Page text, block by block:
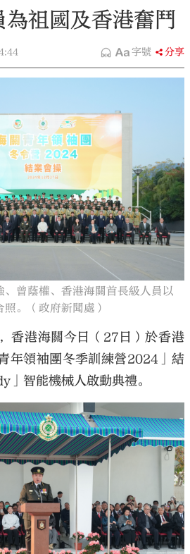
祖國及香港奮鬥
字號 分享
曾蔭權、香港海關首長級人員以
。（政府新聞處）
香港海關今日（27日）於香港
年領袖團冬季訓練營2024」結
」智能機械人啟動典禮。